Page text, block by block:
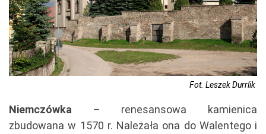
Fot. Leszek Durrlik
Niemczówka – renesansowa kamienica
zbudowana w 1570 r. Należała ona do Walentego i